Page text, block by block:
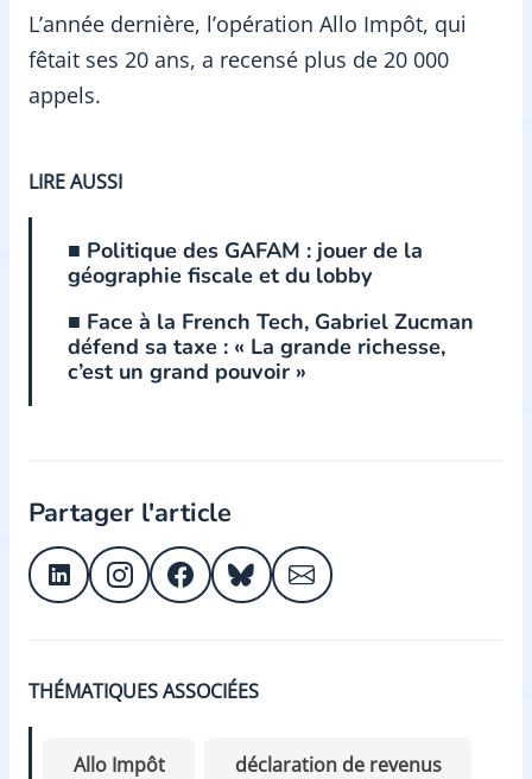
L’année dernière, l’opération Allo Impôt, qui
fêtait ses 20 ans, a recensé plus de 20 000
appels.
LIRE AUSSI
■ Politique des GAFAM : jouer de la
géographie fiscale et du lobby
■ Face à la French Tech, Gabriel Zucman
défend sa taxe : « La grande richesse,
c’est un grand pouvoir »
Partager l'article
THÉMATIQUES ASSOCIÉES
Allo Impôt déclaration de revenus